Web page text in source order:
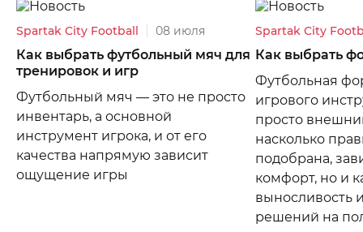
Spartak City Football 08 июля
Как выбрать футбольный мяч для
тренировок и игр
Футбольный мяч — это не просто
инвентарь, а основной
инструмент игрока, и от его
качества напрямую зависит
ощущение игры
Spartak City
Как выбрать
Футбольная
игрового
просто
насколько
подобрана,
комфорт, но и
выносливость
решений на